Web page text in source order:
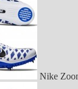
Nike